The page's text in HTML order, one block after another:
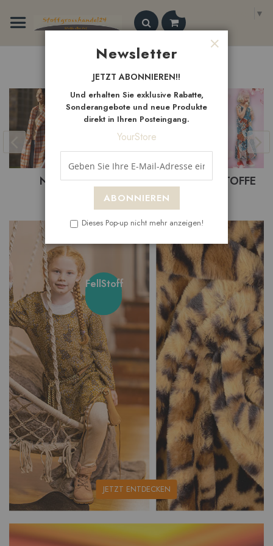
Inhalt
springen
▼
Search
NeueArtikel
NEUHEITEN BEKLEIDUNGSTOFFE
unsere
FellStoff
JETZT ENTDECKEN
Newsletter
JETZT ABONNIEREN!!
Und erhalten Sie exklusive Rabatte,
Sonderangebote und neue Produkte
direkt in Ihren Posteingang.
YourStore
ABONNIEREN
Dieses Pop-up nicht mehr anzeigen!